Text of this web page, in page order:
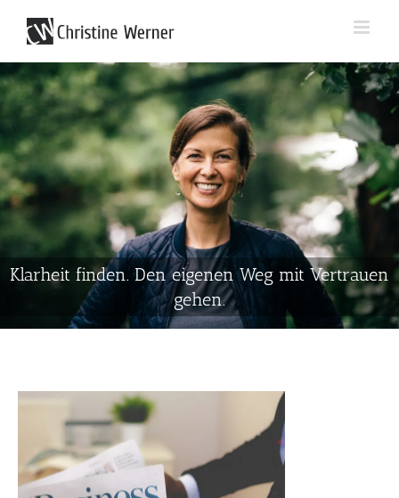
Inhalt
springen
Klarheit finden. Den eigenen Weg mit Vertrauen
gehen.